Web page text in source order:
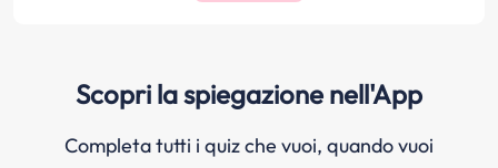
Scopri la spiegazione nell'App
Completa tutti i quiz che vuoi, quando vuoi